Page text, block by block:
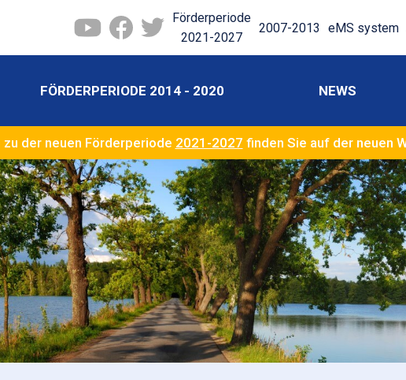
Förderperiode
2021-2027
2007-2013 eMS system
FÖRDERPERIODE 2014 - 2020 NEWS
der neuen Förderperiode 2021-2027 finden Sie auf der neuen